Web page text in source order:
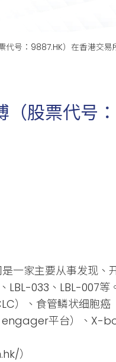
代号：9887.HK）在香港交易
股票代号
一家主要从事发现
LBL-033、LBL-007
）、食管鳞状细胞
平台）、X-
）